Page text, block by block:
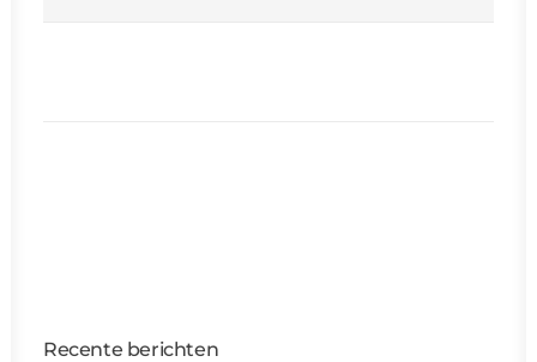
Recente berichten